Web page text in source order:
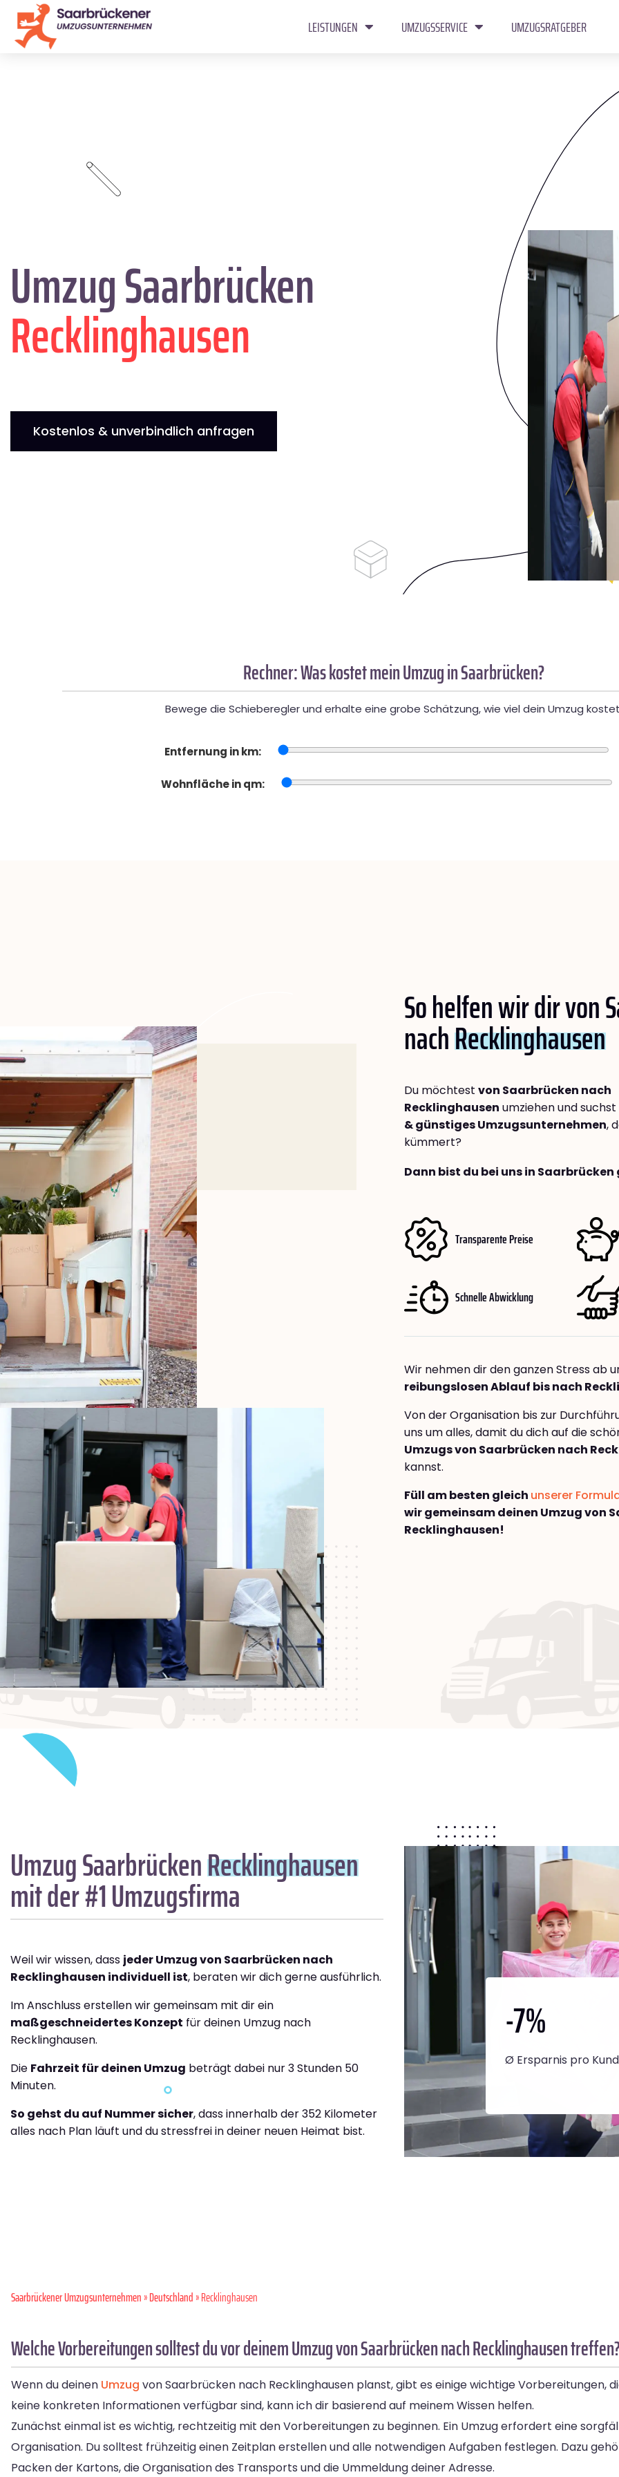
LEISTUNGEN UMZUGSSERVICE UMZUGSRATGEBER
Umzug Saarbrücken
Recklinghausen
Kostenlos & unverbindlich anfragen
Rechner: Was kostet mein Umzug in Saarbrücken?
Bewege die Schieberegler und erhalte eine grobe Schätzung, wie viel dein Umzug
Entfernung in km:
Wohnfläche in qm:
So helfen wir dir von
nachRecklinghausen
Du möchtest von Saarbrücken nach
Recklinghausen umziehen und
& günstiges Umzugsunternehmen,
kümmert?
Dann bist du bei uns in
Transparente Preise
Schnelle Abwicklung
Wir nehmen dir den ganzen Stress ab
reibungslosen Ablauf bis nach
Von der Organisation bis zur
uns um alles, damit du dich auf die
Umzugs von Saarbrücken nach
kannst.
Füll am besten gleich unserer
wir gemeinsam deinen Umzug von
Recklinghausen!
Umzug SaarbrückenRecklinghausen
mit der #1 Umzugsfirma
Weil wir wissen, dass jeder Umzug von Saarbrücken nach
Recklinghausen individuell ist, beraten wir dich gerne ausführlich.
Im Anschluss erstellen wir gemeinsam mit dir ein
maßgeschneidertes Konzept für deinen Umzug nach
Recklinghausen.
Die Fahrzeit für deinen Umzug beträgt dabei nur 3 Stunden 50
Minuten.
So gehst du auf Nummer sicher, dass innerhalb der 352 Kilometer
alles nach Plan läuft und du stressfrei in deiner neuen Heimat bist.
-7%
Ø Ersparnis pro
Saarbrückener Umzugsunternehmen»Deutschland» Recklinghausen
Welche Vorbereitungen solltest du vor deinem Umzug von Saarbrücken nach Recklinghausen
Wenn du deinen Umzug von Saarbrücken nach Recklinghausen planst, gibt es einige wichtige Vorbereitungen,
keine konkreten Informationen verfügbar sind, kann ich dir basierend auf meinem Wissen helfen.
Zunächst einmal ist es wichtig, rechtzeitig mit den Vorbereitungen zu beginnen. Ein Umzug erfordert eine
Organisation. Du solltest frühzeitig einen Zeitplan erstellen und alle notwendigen Aufgaben festlegen. Dazu
Packen der Kartons, die Organisation des Transports und die Ummeldung deiner Adresse.